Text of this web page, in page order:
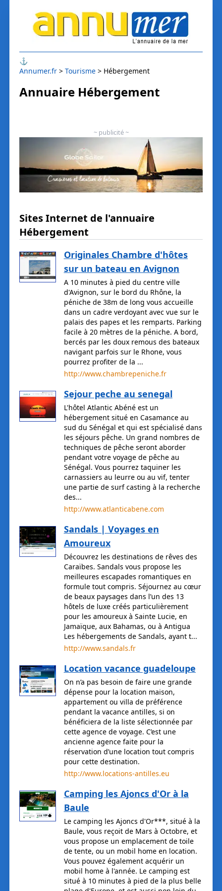
⚓
Annumer.fr
Tourisme Hébergement
Annuaire Hébergement
~ publicité ~
Sites Internet de l'annuaire
Hébergement
Originales Chambre d'hôtes
sur un bateau en Avignon
A 10 minutes à pied du centre ville
d'Avignon, sur le bord du Rhône, la
péniche de 38m de long vous accueille
dans un cadre verdoyant avec vue sur le
palais des papes et les remparts. Parking
facile à 20 mètres de la péniche. A bord,
bercés par les doux remous des bateaux
navigant parfois sur le Rhone, vous
pourrez profiter de la ...
http://www.chambrepeniche.fr
Sejour peche au senegal
L'hôtel Atlantic Abéné est un
hébergement situé en Casamance au
sud du Sénégal et qui est spécialisé dans
les séjours pêche. Un grand nombres de
techniques de pêche seront aborder
pendant votre voyage de pêche au
Sénégal. Vous pourrez taquiner les
carnassiers au leurre ou au vif, tenter
une partie de surf casting à la recherche
des...
http://www.atlanticabene.com
Sandals | Voyages en
Amoureux
Découvrez les destinations de rêves des
Caraïbes. Sandals vous propose les
meilleures escapades romantiques en
formule tout compris. Séjournez au cœur
de beaux paysages dans l’un des 13
hôtels de luxe créés particulièrement
pour les amoureux à Sainte Lucie, en
Jamaïque, aux Bahamas, ou à Antigua
Les hébergements de Sandals, ayant t...
http://www.sandals.fr
Location vacance guadeloupe
On n’a pas besoin de faire une grande
dépense pour la location maison,
appartement ou villa de préférence
pendant la vacance antilles, si on
bénéficiera de la liste sélectionnée par
cette agence de voyage. C’est une
ancienne agence faite pour la
réservation d’une location tout compris
pour cette destination.
http://www.locations-antilles.eu
Camping les Ajoncs d'Or à la
Baule
Le camping les Ajoncs d'Or***, situé à la
Baule, vous reçoit de Mars à Octobre, et
vous propose un emplacement de toile
de tente, ou un mobil home en location.
Vous pouvez également acquérir un
mobil home à l'année. Le camping est
situé à 10 minutes à pied de la plus belle